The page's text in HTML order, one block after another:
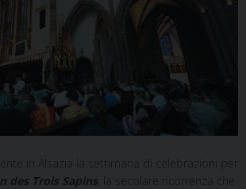
in Alsazia la settimana di celebrazioni per
des Trois Sapins , la secolare ricorrenza che